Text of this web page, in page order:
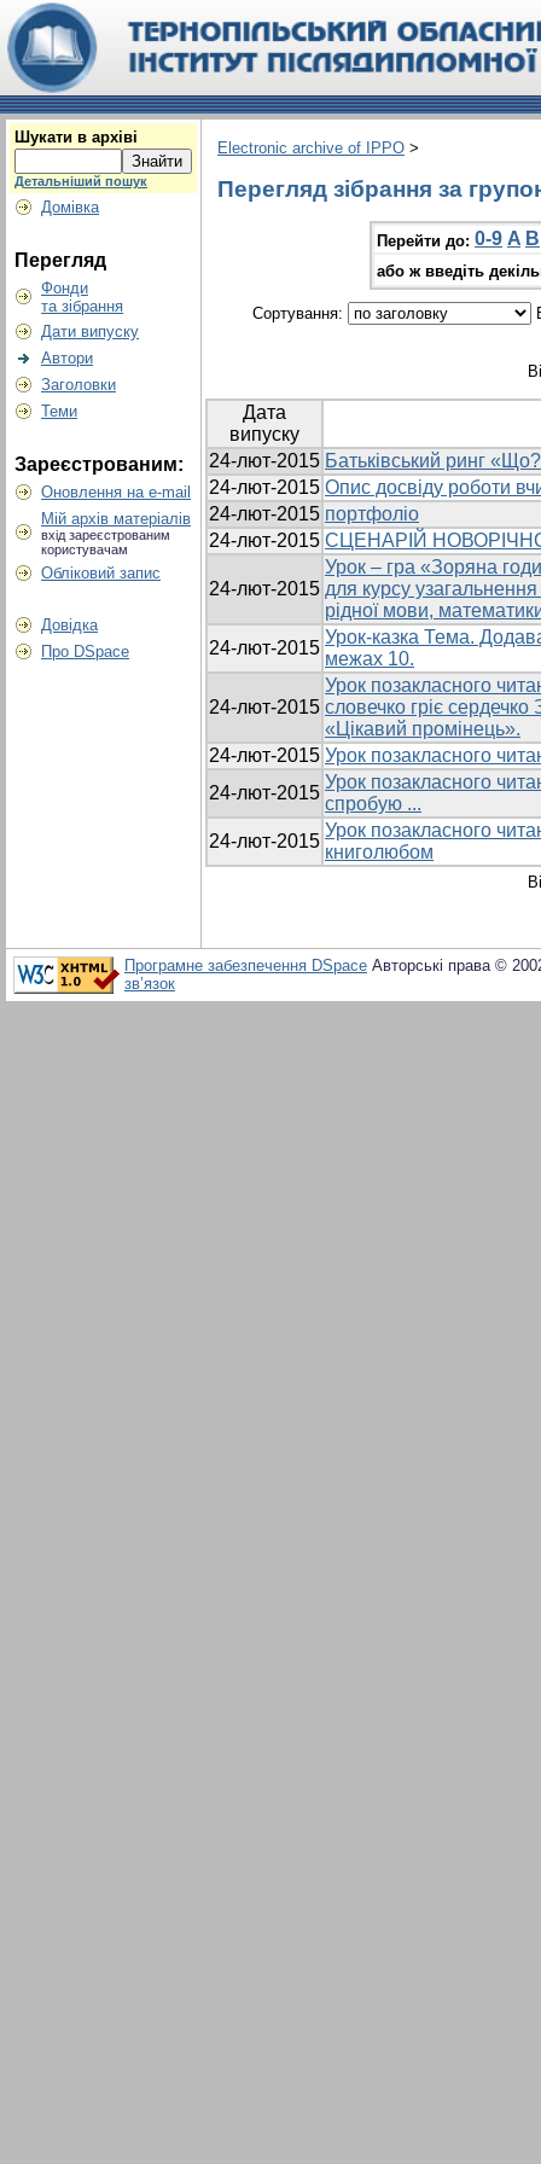
Шукати в архіві
Детальніший пошук
Домівка
Перегляд
Фонди
та зібрання
Дати випуску
Автори
Заголовки
Теми
Зареєстрованим:
Оновлення на e-mail
Мій архів матеріалів
вхід зареєстрованим
користувачам
Обліковий запис
Довідка
Про DSpace
Electronic archive of IPPO >
Перегляд зібрання за
Перейти до: 0-9 A B
або ж введіть
Сортування:
Дата
випуску
24-лют-2015 Батьківський ринг
24-лют-2015 Опис досвіду роботи
24-лют-2015 портфоліо
24-лют-2015 СЦЕНАРІЙ
24-лют-2015
Урок – гра «Зоряна
для курсу узагальнення
рідної мови,
24-лют-2015
Урок-казка Тема.
межах 10.
24-лют-2015
Урок позакласного
словечко гріє
«Цікавий промінець».
24-лют-2015 Урок позакласного
24-лют-2015
Урок позакласного
спробую ...
24-лют-2015
Урок позакласного
книголюбом
Програмне забезпечення DSpace Авторські права ©
зв’язок